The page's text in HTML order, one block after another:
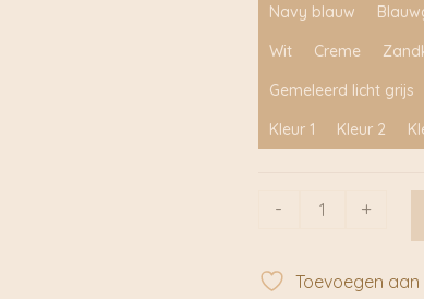
Navy blauw
Wit
Creme
Gemeleerd licht grijs
Kleur 1
Kleur 2
-
Radijsje
+
Toevoegen